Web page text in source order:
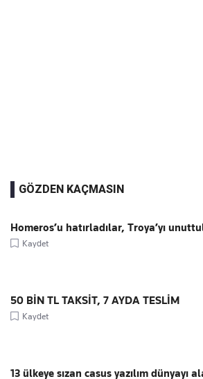
GÖZDEN KAÇMASIN
Homeros’u hatırladılar, Troya’yı
Kaydet
50 BİN TL TAKSİT, 7 AYDA TESLİM
Kaydet
13 ülkeye sızan casus yazılım dünyayı